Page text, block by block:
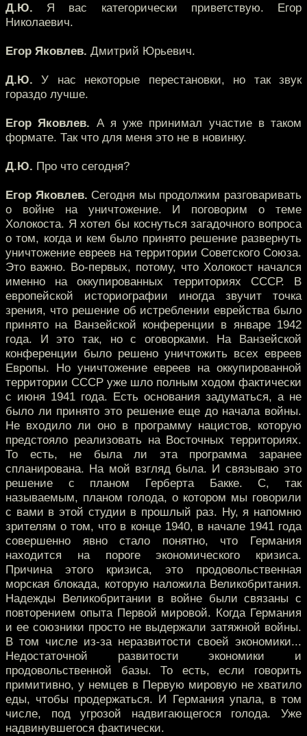
Д.Ю. Я вас категорически приветствую. Егор
Николаевич.
Егор Яковлев. Дмитрий Юрьевич.
Д.Ю. У нас некоторые перестановки, но так звук
гораздо лучше.
Егор Яковлев. А я уже принимал участие в таком
формате. Так что для меня это не в новинку.
Д.Ю. Про что сегодня?
Егор Яковлев. Сегодня мы продолжим разговаривать
о войне на уничтожение. И поговорим о теме
Холокоста. Я хотел бы коснуться загадочного вопроса
о том, когда и кем было принято решение развернуть
уничтожение евреев на территории Советского Союза.
Это важно. Во-первых, потому, что Холокост начался
именно на оккупированных территориях СССР. В
европейской историографии иногда звучит точка
зрения, что решение об истреблении еврейства было
принято на Ванзейской конференции в январе 1942
года. И это так, но с оговорками. На Ванзейской
конференции было решено уничтожить всех евреев
Европы. Но уничтожение евреев на оккупированной
территории СССР уже шло полным ходом фактически
с июня 1941 года. Есть основания задуматься, а не
было ли принято это решение еще до начала войны.
Не входило ли оно в программу нацистов, которую
предстояло реализовать на Восточных территориях.
То есть, не была ли эта программа заранее
спланирована. На мой взгляд была. И связываю это
решение с планом Герберта Бакке. С, так
называемым, планом голода, о котором мы говорили
с вами в этой студии в прошлый раз. Ну, я напомню
зрителям о том, что в конце 1940, в начале 1941 года
совершенно явно стало понятно, что Германия
находится на пороге экономического кризиса.
Причина этого кризиса, это продовольственная
морская блокада, которую наложила Великобритания.
Надежды Великобритании в войне были связаны с
повторением опыта Первой мировой. Когда Германия
и ее союзники просто не выдержали затяжной войны.
В том числе из-за неразвитости своей экономики...
Недостаточной развитости экономики и
продовольственной базы. То есть, если говорить
примитивно, у немцев в Первую мировую не хватило
еды, чтобы продержаться. И Германия упала, в том
числе, под угрозой надвигающегося голода. Уже
надвинувшегося фактически.